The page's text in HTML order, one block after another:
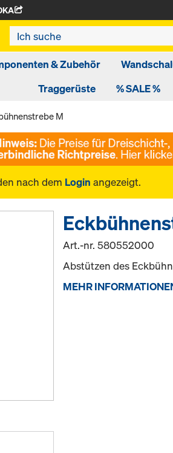
& Zubehör
Traggerüste
% SALE %
M
nach dem Login angezeigt.
Art.-nr.580552000
Abstützen des
MEHR